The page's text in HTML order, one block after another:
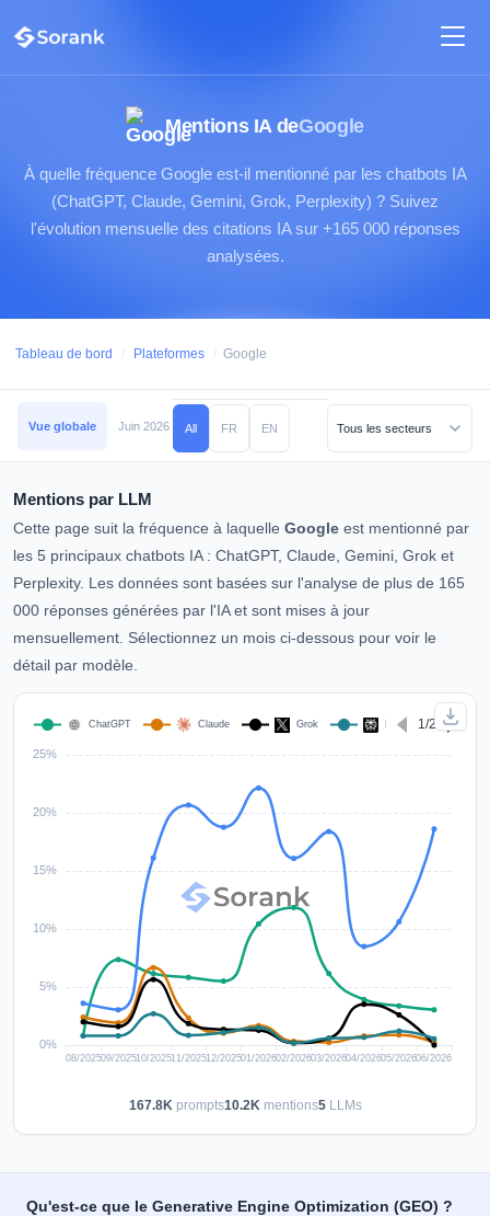
Mentions IA deGoogle
À quelle fréquence Google est-il mentionné par les chatbots IA
(ChatGPT, Claude, Gemini, Grok, Perplexity) ? Suivez
l'évolution mensuelle des citations IA sur +165 000 réponses
analysées.
Tableau de bord / Plateformes / Google
Vue globale Juin 2026 Mai 2026 Avril 2026 Mars 2026 Février 2026
All FR EN
Mentions par LLM
Cette page suit la fréquence à laquelle Google est mentionné par
les 5 principaux chatbots IA : ChatGPT, Claude, Gemini, Grok et
Perplexity. Les données sont basées sur l'analyse de plus de 165
000 réponses générées par l'IA et sont mises à jour
mensuellement. Sélectionnez un mois ci-dessous pour voir le
détail par modèle.
167.8Kprompts10.2Kmentions5LLMs
Qu'est-ce que le Generative Engine Optimization (GEO) ?